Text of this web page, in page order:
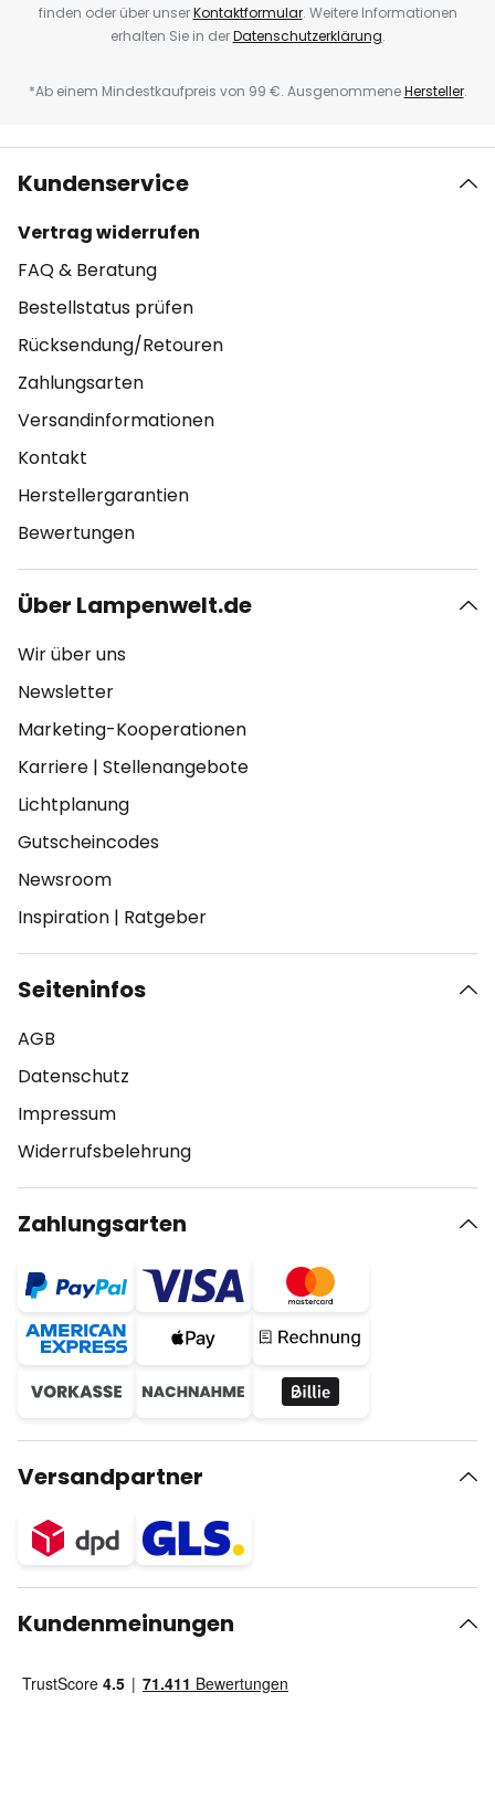
finden oder über unserKontaktformular. Weitere Informationen
erhalten Sie in derDatenschutzerklärung.
*Ab einem Mindestkaufpreis von 99 €. AusgenommeneHersteller.
Kundenservice
Vertrag widerrufen
FAQ & Beratung
Bestellstatus prüfen
Rücksendung/Retouren
Zahlungsarten
Versandinformationen
Kontakt
Herstellergarantien
Bewertungen
Über Lampenwelt.de
Wir über uns
Newsletter
Marketing-Kooperationen
Karriere | Stellenangebote
Lichtplanung
Gutscheincodes
Newsroom
Inspiration | Ratgeber
Seiteninfos
AGB
Datenschutz
Impressum
Widerrufsbelehrung
Zahlungsarten
Versandpartner
Kundenmeinungen